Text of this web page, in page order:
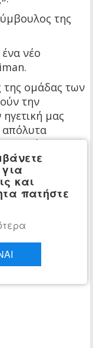
της
νέο
της ομάδας των
την
μας
gaming σε
και
πατήστε